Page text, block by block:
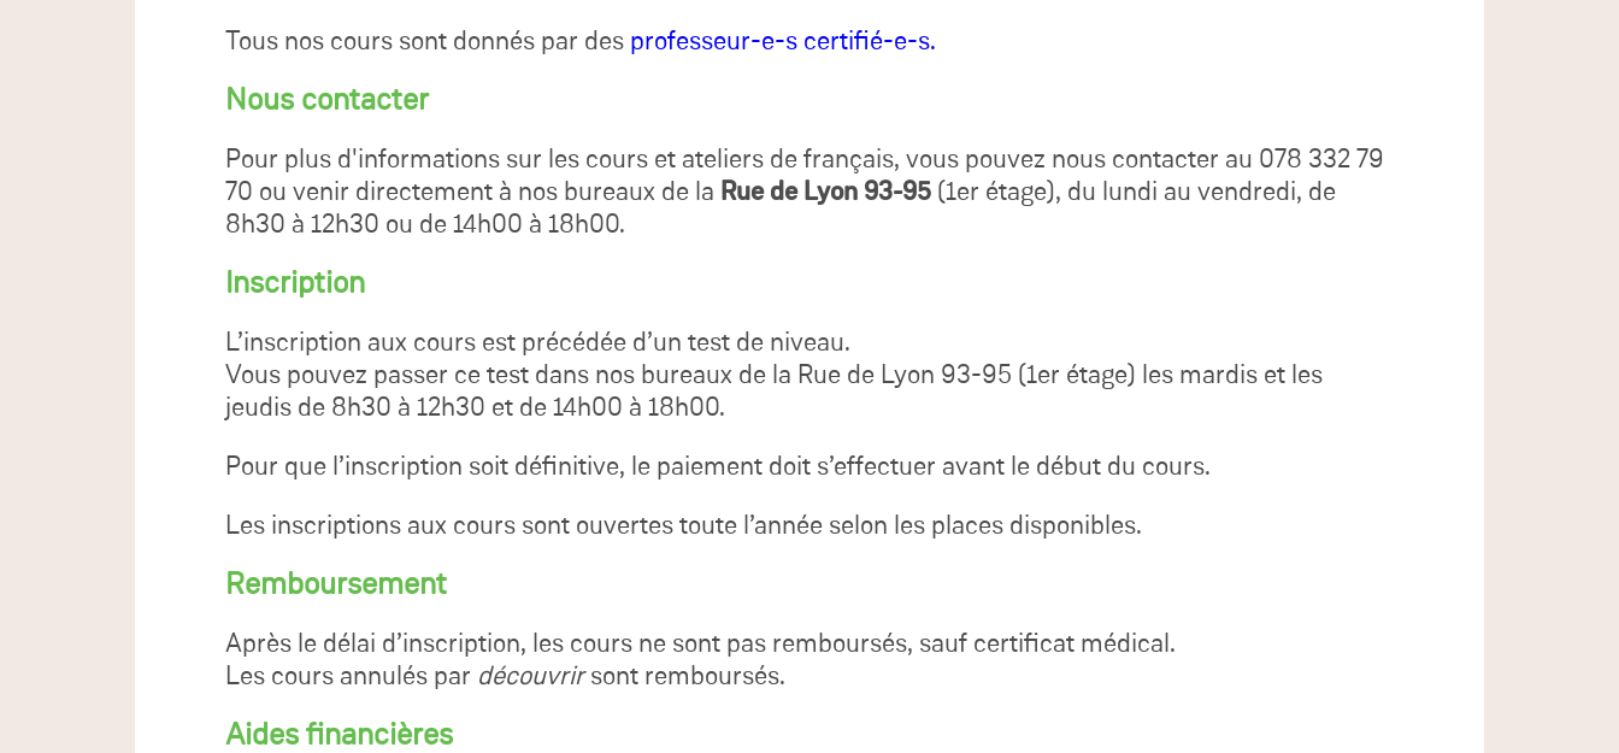
Tous nos cours sont donnés par des professeur-e-s certifié-e-s.
Nous contacter
Pour plus d'informations sur les cours et ateliers de français, vous pouvez nous contacter au 078 332 79
70 ou venir directement à nos bureaux de la Rue de Lyon 93-95 (1er étage), du lundi au vendredi, de
8h30 à 12h30 ou de 14h00 à 18h00.
Inscription
L’inscription aux cours est précédée d’un test de niveau.
Vous pouvez passer ce test dans nos bureaux de la Rue de Lyon 93-95 (1er étage) les mardis et les
jeudis de 8h30 à 12h30 et de 14h00 à 18h00.
Pour que l’inscription soit définitive, le paiement doit s’effectuer avant le début du cours.
Les inscriptions aux cours sont ouvertes toute l’année selon les places disponibles.
Remboursement
Après le délai d’inscription, les cours ne sont pas remboursés, sauf certificat médical.
Les cours annulés par découvrirsont remboursés.
Aides financières